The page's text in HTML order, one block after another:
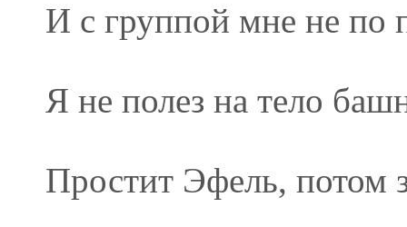
И с группой мне не по
Я не полез на тело
Простит Эфель, потом